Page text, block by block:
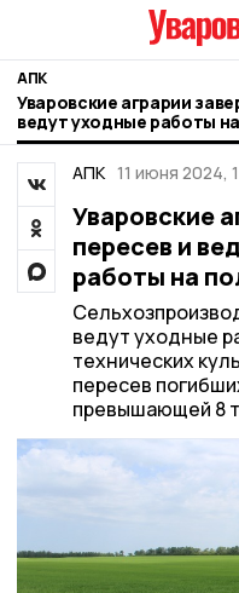
АПК
Уваровские аграрии
ведут уходные работы
АПК 11 июня 2024,
Уваровские
пересев и
работы на
ведут уходные
технических
пересев
превышающей 8